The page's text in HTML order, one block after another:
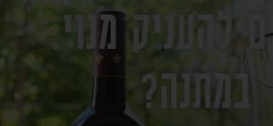
להעניק מנוי
במתנה?